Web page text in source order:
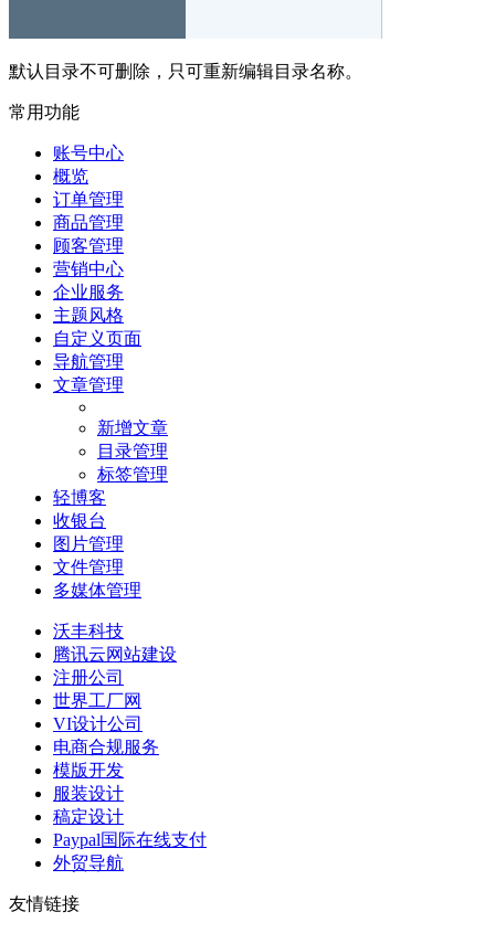
默认目录不可删除，只可重新编辑目录名称。
常用功能
账号中心
概览
订单管理
商品管理
顾客管理
营销中心
企业服务
主题风格
自定义页面
导航管理
文章管理
新增文章
目录管理
标签管理
轻博客
收银台
图片管理
文件管理
多媒体管理
沃丰科技
腾讯云网站建设
注册公司
世界工厂网
VI设计公司
电商合规服务
模版开发
服装设计
稿定设计
Paypal国际在线支付
外贸导航
友情链接